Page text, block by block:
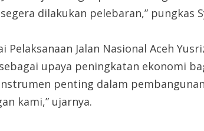
dilakukan pelebaran,” pungkas
Pelaksanaan Jalan Nasional Aceh
upaya peningkatan ekonomi
penting dalam
kami,” ujarnya.